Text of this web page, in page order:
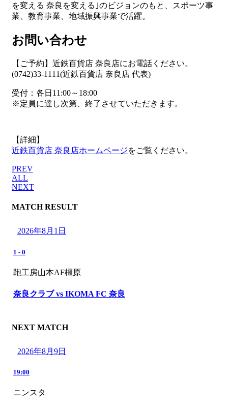
を変える 奈良を変える｣のビジョンのもと、スポーツ事
業、教育事業、地域振興事業で活躍。
お問い合わせ
【ご予約】近鉄百貨店 奈良店にお電話ください。
(0742)33-1111(近鉄百貨店 奈良店 代表)
受付：各日11:00～18:00
※定員に達し次第、終了させていただきます。
【詳細】
近鉄百貨店 奈良店ホームページをご覧ください。
PREV
ALL
NEXT
MATCH RESULT
2026年8月1日
1 - 0
鞄工房山本AF橿原
奈良クラブ vs IKOMA FC 奈良
NEXT MATCH
2026年8月9日
19:00
ニンスタ